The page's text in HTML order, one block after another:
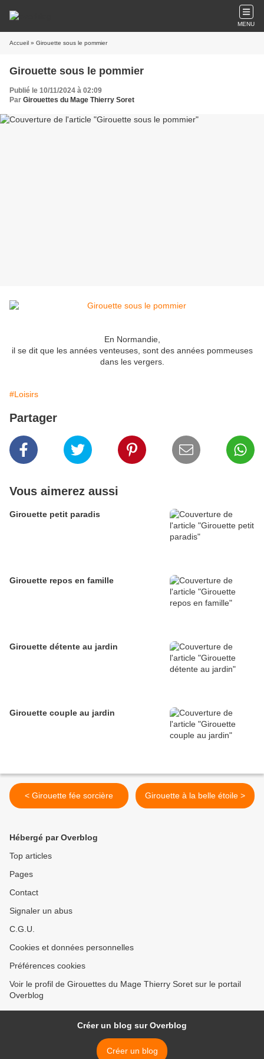
MENU
Accueil » Girouette sous le pommier
Girouette sous le pommier
Publié le 10/11/2024 à 02:09
Par Girouettes du Mage Thierry Soret
En Normandie,
il se dit que les années venteuses, sont des années pommeuses
dans les vergers.
#Loisirs
Partager
Vous aimerez aussi
Girouette petit paradis
Girouette repos en famille
Girouette détente au jardin
Girouette couple au jardin
< Girouette fée sorcière Girouette à la belle étoile >
Hébergé par Overblog
Top articles
Pages
Contact
Signaler un abus
C.G.U.
Cookies et données personnelles
Préférences cookies
Voir le profil de Girouettes du Mage Thierry Soret sur le portail
Overblog
Créer un blog sur Overblog
Créer un blog